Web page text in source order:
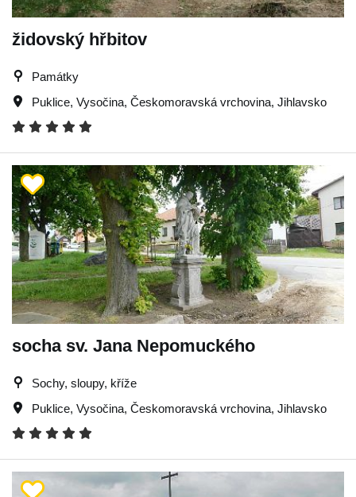
židovský hřbitov
Památky
Puklice, Vysočina, Českomoravská vrchovina, Jihlavsko
socha sv. Jana Nepomuckého
Sochy, sloupy, kříže
Puklice, Vysočina, Českomoravská vrchovina, Jihlavsko